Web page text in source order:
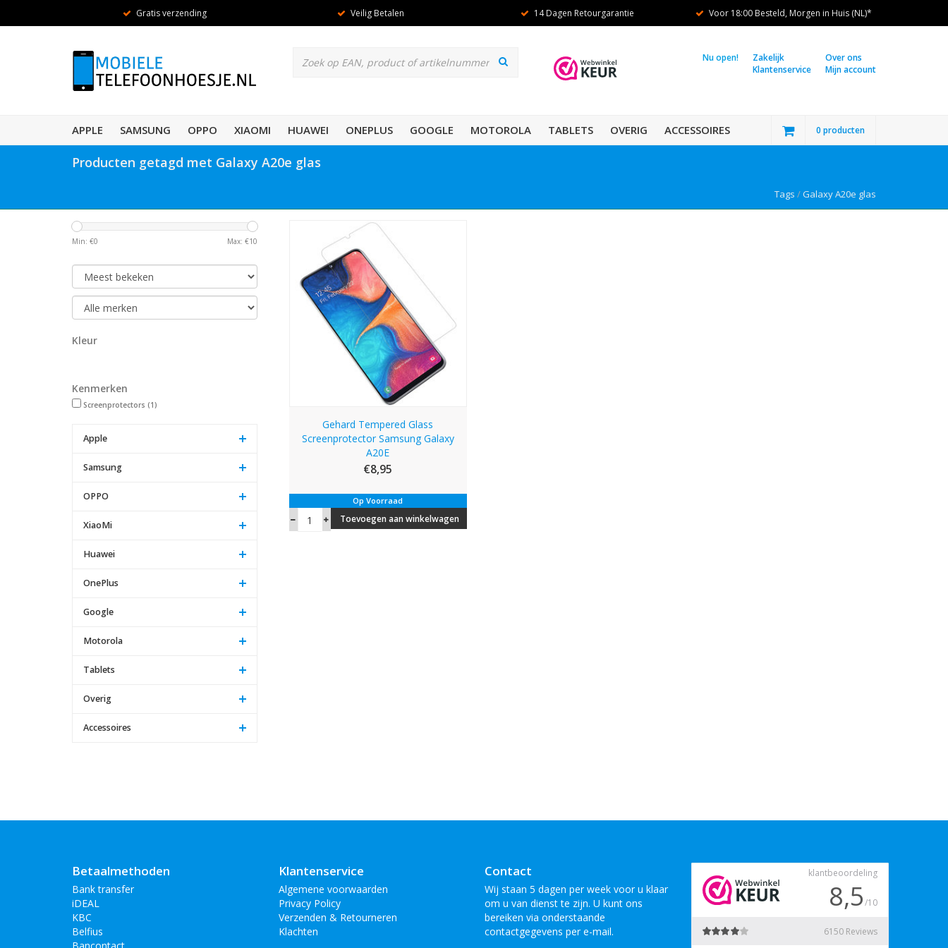
Gratis verzending Veilig Betalen 14 Dagen Retourgarantie Voor 18:00 Besteld, Morgen in Huis (NL)*
Over ons
Mijn account
Zakelijk
Klantenservice
Nu open!
APPLE SAMSUNG OPPO XIAOMI HUAWEI ONEPLUS GOOGLE MOTOROLA TABLETS OVERIG ACCESSOIRES 0 producten
Producten getagd met Galaxy A20e glas
Tags /Galaxy A20e glas
Min: €0 Max: €10
Kleur
Kenmerken
Screenprotectors (1)
Apple
Samsung
OPPO
XiaoMi
Huawei
OnePlus
Google
Motorola
Tablets
Overig
Accessoires
Gehard Tempered Glass
Screenprotector Samsung Galaxy
A20E
€8,95
Op Voorraad
Toevoegen aan winkelwagen
Betaalmethoden
Bank transfer
iDEAL
KBC
Belfius
Bancontact
Klantenservice
Algemene voorwaarden
Privacy Policy
Verzenden & Retourneren
Klachten
Contact
Wij staan 5 dagen per week voor u klaar
om u van dienst te zijn. U kunt ons
bereiken via onderstaande
contactgegevens per e-mail.